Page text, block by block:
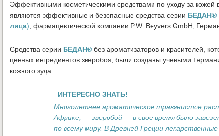
Эффективными косметическими средствами по уходу за
являются эффективные и безопасные средства серии БЕДАН®
лица) , фармацевтической компании P.W. Beyvers GmbH,
Средства серии БЕДАН® без ароматизаторов и красителей,
ценных ингредиентов зверобоя, были созданы учеными
кожного зуда.
ИНТЕРЕСНО ЗНАТЬ!
Многолетнее ароматическое травянистое
Африке, — зверобой — в свое время было
по всему миру. В Древней Греции